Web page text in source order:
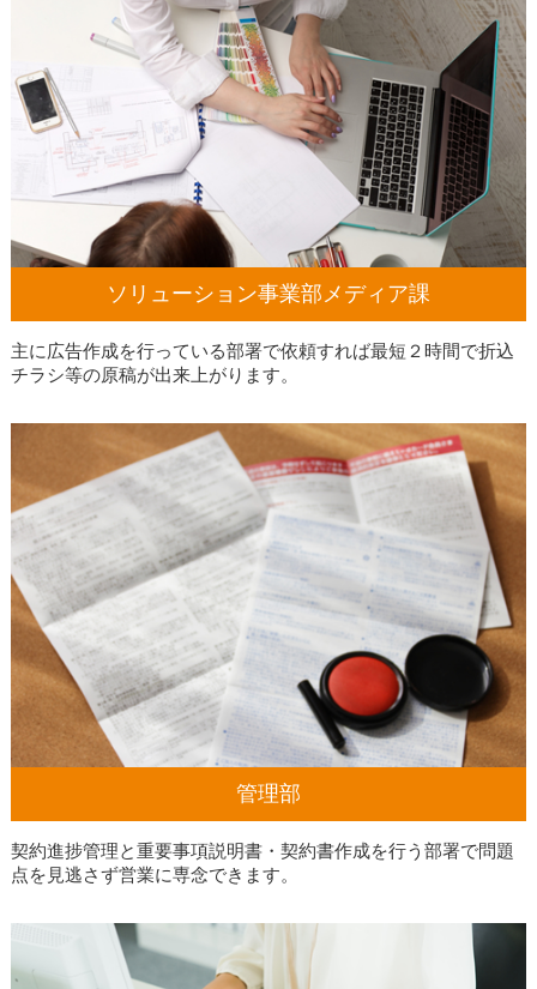
ソリューション事業部メディア課
主に広告作成を行っている部署で依頼すれば最短２時間で折込
チラシ等の原稿が出来上がります。
管理部
契約進捗管理と重要事項説明書・契約書作成を行う部署で問題
点を見逃さず営業に専念できます。